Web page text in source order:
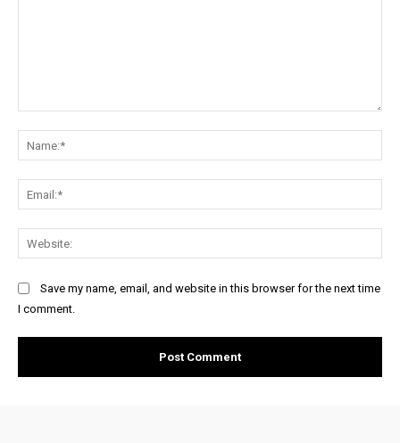
Save my name, email, and website in this browser for the next time
I comment.